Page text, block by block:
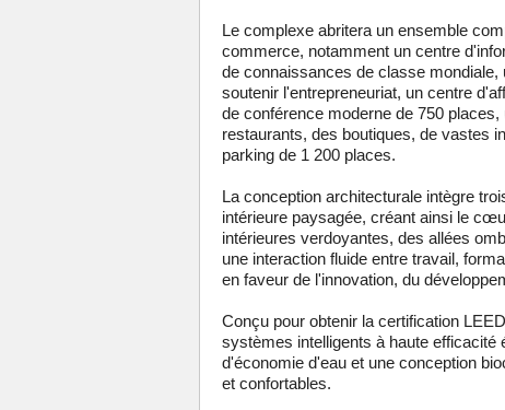
Le complexe abritera un ensemble
commerce, notamment un centre
de connaissances de classe
soutenir l'entrepreneuriat, un centre
de conférence moderne de 750
restaurants, des boutiques, de vastes
parking de 1 200 places.
La conception architecturale intègre
intérieure paysagée, créant ainsi le
intérieures verdoyantes, des allées
une interaction fluide entre travail,
en faveur de l'innovation, du
Conçu pour obtenir la certification
systèmes intelligents à haute efficacité
d'économie d'eau et une conception
et confortables.